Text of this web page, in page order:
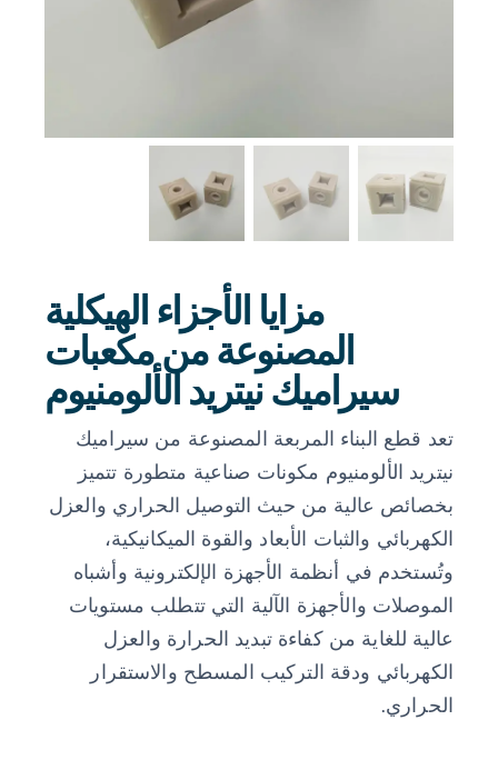
مزايا الأجزاء الهيكلية
المصنوعة من مكعبات
سيراميك نيتريد الألومنيوم
تعد قطع البناء المربعة المصنوعة من سيراميك
نيتريد الألومنيوم مكونات صناعية متطورة تتميز
بخصائص عالية من حيث التوصيل الحراري والعزل
الكهربائي والثبات الأبعاد والقوة الميكانيكية،
وتُستخدم في أنظمة الأجهزة الإلكترونية وأشباه
الموصلات والأجهزة الآلية التي تتطلب مستويات
عالية للغاية من كفاءة تبديد الحرارة والعزل
الكهربائي ودقة التركيب المسطح والاستقرار
الحراري.